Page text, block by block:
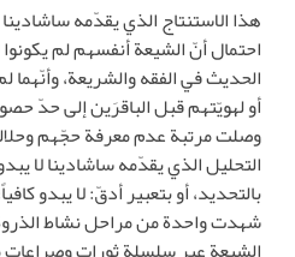
هذا الاستنتاج الذي يقدّمه
احتمال أنّ الشيعة أنفسهم لم
الحديث في الفقه والشريعة، وأنّهما
أو لهويّتهم قبل الباقرَين إلى حدّ
وصلت مرتبة عدم معرفة حجّهم
التحليل الذي يقدّمه ساشادينا لا
بالتحديد، أو بتعبير أدقّ: لا يبدو
شهدت واحدة من مراحل نشاط